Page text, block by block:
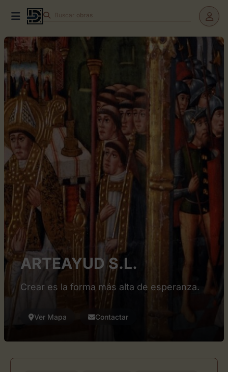
Buscar obras
ARTEAYUD S.L.
Crear es la forma más alta de esperanza.
Ver Mapa Contactar